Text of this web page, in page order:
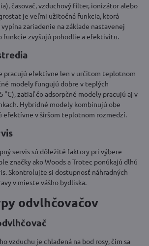
časovač, vzduchový filter, ionizátor alebo
je veľmi užitočná funkcia, ktorá
zariadenie na základe nastavenej
funkcie zvyšujú pohodlie a efektivitu.
pracujú efektívne len v určitom teplotnom
modely fungujú dobre v teplých
°C), zatiaľ čo adsorpčné modely pracujú aj v
Hybridné modely kombinujú obe
efektívne v širšom teplotnom rozmedzí.
servis sú dôležité faktory pri výbere
značky ako Woods a Trotec ponúkajú dlhú
Skontrolujte si dostupnosť náhradných
v mieste vášho bydliska.
odvlhčovačov
vzduchu je chlađená na bod rosy, čím sa